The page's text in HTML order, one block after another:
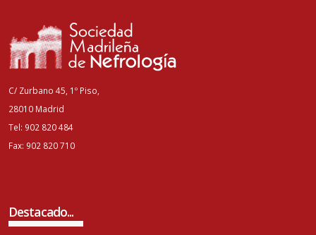
C/ Zurbano 45, 1º Piso,
28010 Madrid
Tel: 902 820 484
Fax: 902 820 710
Destacado...